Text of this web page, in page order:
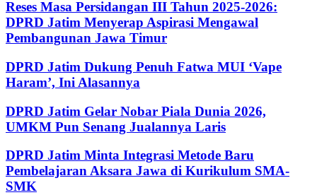
Reses Masa Persidangan III Tahun 2025-2026:
DPRD Jatim Menyerap Aspirasi Mengawal
Pembangunan Jawa Timur
DPRD Jatim Dukung Penuh Fatwa MUI ‘Vape
Haram’, Ini Alasannya
DPRD Jatim Gelar Nobar Piala Dunia 2026,
UMKM Pun Senang Jualannya Laris
DPRD Jatim Minta Integrasi Metode Baru
Pembelajaran Aksara Jawa di Kurikulum SMA-
SMK